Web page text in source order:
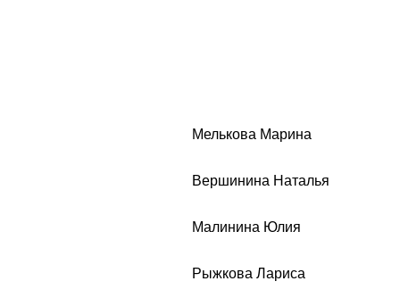
Мелькова Марина
Вершинина Наталья
Малинина Юлия
Рыжкова Лариса